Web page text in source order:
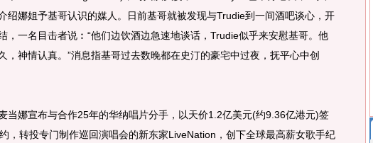
绍娜姐予基哥认识的媒人。日前基哥就被发现与Trudie到一间酒吧谈心，开
，一名目击者说︰“他们边饮酒边急速地谈话，Trudie似乎来安慰基哥。他
，神情认真。”消息指基哥过去数晚都在史汀的豪宅中过夜，抚平心中创
娜宣布与合作25年的华纳唱片分手，以天价1.2亿美元(约9.36亿港元)签
，转投专门制作巡回演唱会的新东家LiveNation，创下全球最高薪女歌手纪